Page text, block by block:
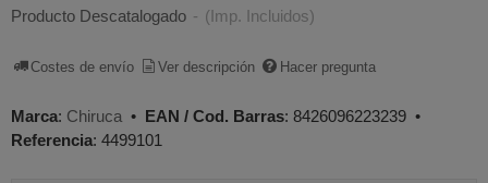
Producto Descatalogado - (Imp. Incluidos)
Costes de envío Ver descripción Hacer pregunta
Marca: Chiruca • EAN / Cod. Barras: 8426096223239 •
Referencia: 4499101